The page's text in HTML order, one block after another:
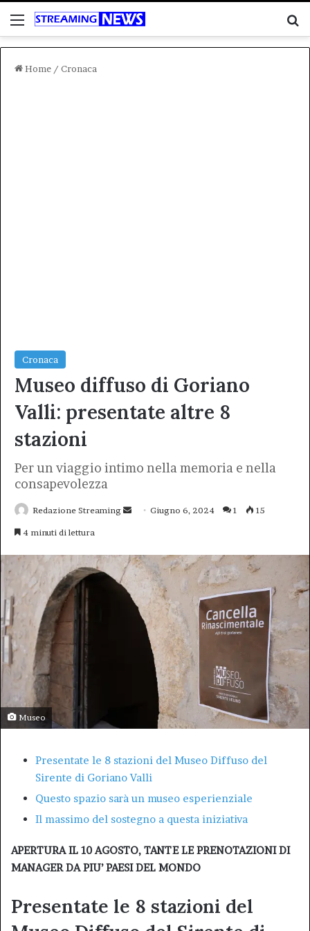
Menu
Home / Cronaca
Cronaca
Museo diffuso di Goriano
Valli: presentate altre 8
stazioni
Per un viaggio intimo nella memoria e nella
consapevolezza
Redazione Streaming
InviaGiugno 6, 2024 1 15
4 minuti di lettura
Museo
Presentate le 8 stazioni del Museo Diffuso del
Sirente di Goriano Valli
Questo spazio sarà un museo esperienziale
Il massimo del sostegno a questa iniziativa
APERTURA IL 10 AGOSTO, TANTE LE PRENOTAZIONI DI
MANAGER DA PIU’ PAESI DEL MONDO
Presentate le 8 stazioni del